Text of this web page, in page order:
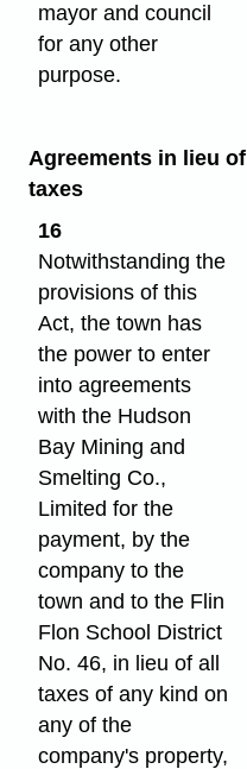
mayor and council
for any other
purpose.
Agreements in lieu of
taxes
16
Notwithstanding the
provisions of this
Act, the town has
the power to enter
into agreements
with the Hudson
Bay Mining and
Smelting Co.,
Limited for the
payment, by the
company to the
town and to the Flin
Flon School District
No. 46, in lieu of all
taxes of any kind on
any of the
company's property,